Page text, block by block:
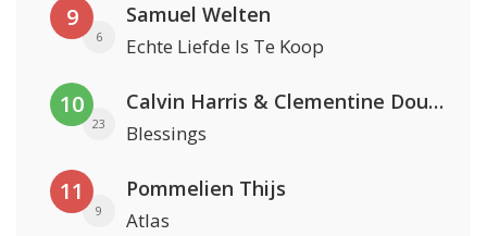
9
6
Samuel Welten
Echte Liefde Is Te Koop
10
23
Calvin Harris & Clementine Douglas
Blessings
11
9
Pommelien Thijs
Atlas